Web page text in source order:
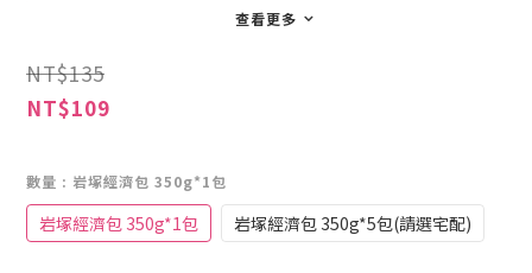
查看更多
NT$135
NT$109
數量 : 岩塚經濟包 350g*1包
岩塚經濟包 350g*1包 岩塚經濟包 350g*5包(請選宅配)